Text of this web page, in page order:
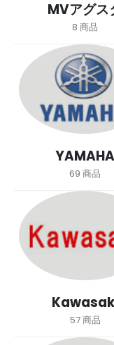
MVアグス
8 商品
YAMAHA
69 商品
57商品